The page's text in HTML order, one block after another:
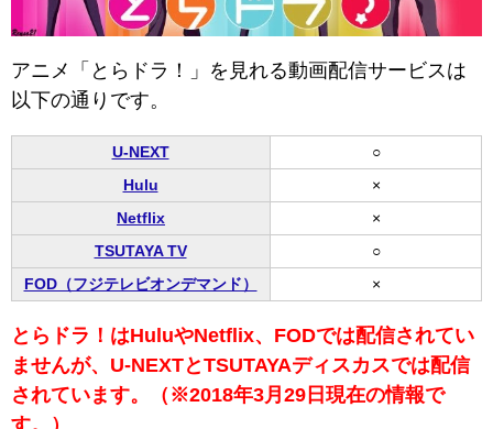
アニメ「とらドラ！」を見れる動画配信サービスは
以下の通りです。
U-NEXT
○
Hulu
×
Netflix
×
TSUTAYA TV
○
FOD（フジテレビオンデマンド）
×
とらドラ！はHuluやNetflix、FODでは配信されてい
ませんが、U-NEXTとTSUTAYAディスカスでは配信
されています。（※2018年3月29日現在の情報で
す。）